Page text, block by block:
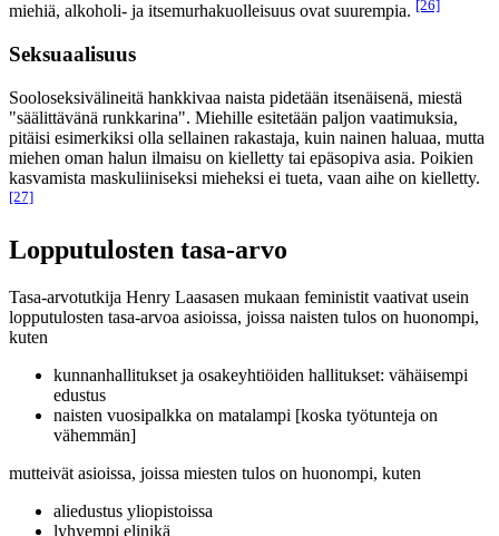
miehiä, alkoholi- ja itsemurhakuolleisuus ovat suurempia. [26]
Seksuaalisuus
Sooloseksivälineitä hankkivaa naista pidetään itsenäisenä, miestä
"säälittävänä runkkarina". Miehille esitetään paljon vaatimuksia,
pitäisi esimerkiksi olla sellainen rakastaja, kuin nainen haluaa, mutta
miehen oman halun ilmaisu on kielletty tai epäsopiva asia. Poikien
kasvamista maskuliiniseksi mieheksi ei tueta, vaan aihe on kielletty.
[27]
Lopputulosten tasa-arvo
Tasa-arvotutkija Henry Laasasen mukaan feministit vaativat usein
lopputulosten tasa-arvoa asioissa, joissa naisten tulos on huonompi,
kuten
kunnanhallitukset ja osakeyhtiöiden hallitukset: vähäisempi
edustus
naisten vuosipalkka on matalampi [koska työtunteja on
vähemmän]
mutteivät asioissa, joissa miesten tulos on huonompi, kuten
aliedustus yliopistoissa
lyhyempi elinikä